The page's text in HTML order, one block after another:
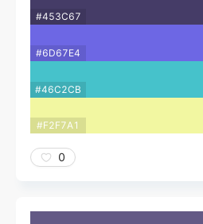
#453C67
#6D67E4
#46C2CB
#F2F7A1
0